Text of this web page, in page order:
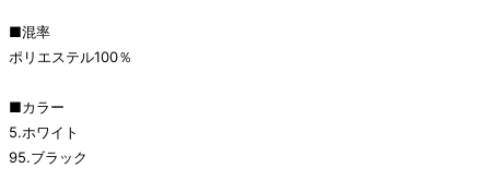
■混率
ポリエステル100％
■カラー
5.ホワイト
95.ブラック